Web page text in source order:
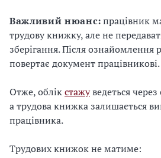
Важливий нюанс:працівник
трудову книжку, але не
зберігання. Після ознайомлення
повертає документ працівникові.
Отже, облікстажуведеться
а трудова книжка залишається
працівника.
Трудових книжок не матиме: